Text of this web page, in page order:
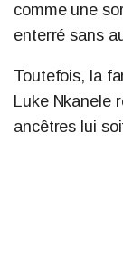
comme une
enterré sans
Toutefois, la
Luke Nkanele
ancêtres lui